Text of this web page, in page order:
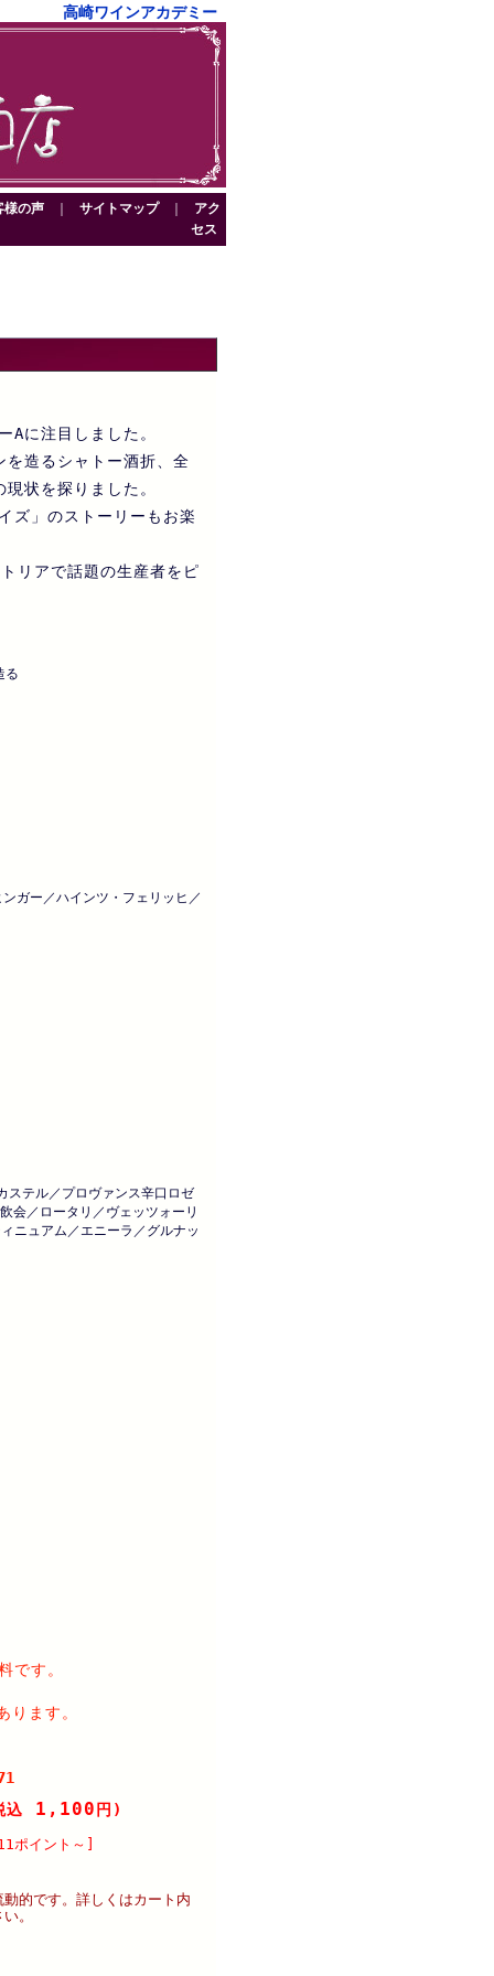
高崎ワインアカデミー
様の声 サイトマップ
アク
セス
Aに注目しました。
を造るシャトー酒折、全
状を探りました。
ズ」のストーリーもお楽
リアで話題の生産者をピ
る
ガー／ハインツ・フェリッヒ／
ステル／プロヴァンス辛口ロゼ
会／ロータリ／ヴェッツォーリ
ニュアム／エニーラ／グルナッ
です。
ます。
1,100 円)
ポイント～]
的です。詳しくはカート内
。